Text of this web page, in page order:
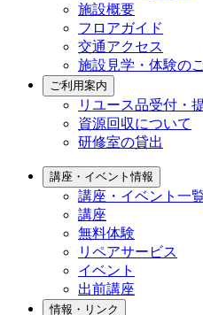
施設概要
フロアガイド
交通アクセス
施設見学・体験の
ご利用案内
リユース品受付・
資源回収について
研修室の貸出
講座・イベント情報
講座・イベント一
講座
無料体験
リペアサービス
イベント
出前講座
情報・リンク